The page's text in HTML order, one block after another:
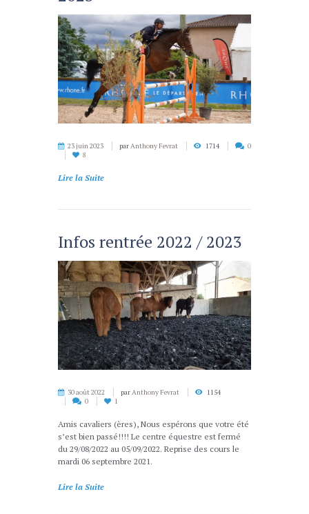
23 juin 2023 parAnthony Fevrat 1714
0
8
Lire la Suite
Infos rentrée 2022 / 2023
30 août 2022 par Anthony Fevrat
1154
0
1
Amis cavaliers (ères), Nous espérons que votre été
s’est bien passé!!!! Le centre équestre est fermé
du 29/08/2022 au 05/09/2022. Reprise des cours le
mardi 06 septembre 2021.
Lire la Suite